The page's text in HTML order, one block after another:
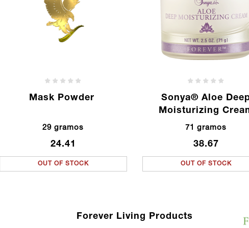
Mask Powder
29 gramos
24.41
OUT OF STOCK
Sonya® Aloe
Moisturizing
71 gramos
38.67
OUT OF STOCK
Forever Living Products